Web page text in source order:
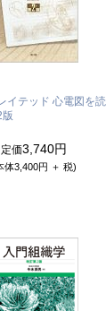
イテッド 心電図を読
版
定価3,740円
体3,400円 ＋ 税)